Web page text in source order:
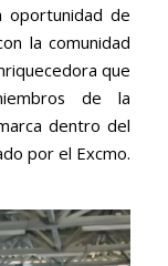
oportunidad de
la comunidad
que
de la
dentro del
por el Excmo.